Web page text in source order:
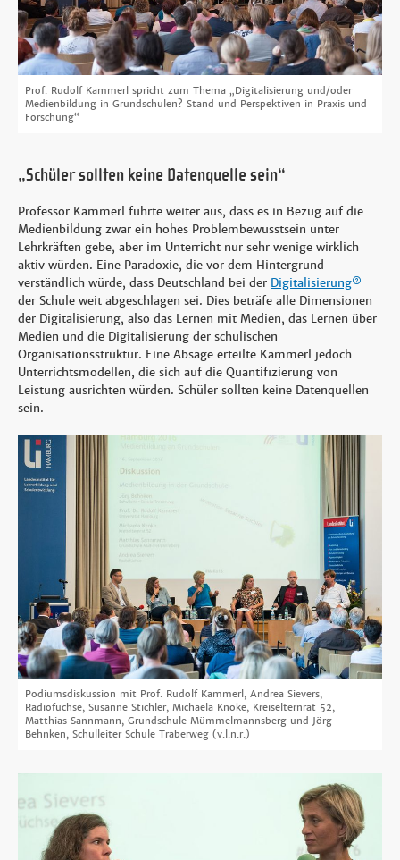
Prof. Rudolf Kammerl spricht zum Thema „Digitalisierung und/oder
Medienbildung in Grundschulen? Stand und Perspektiven in Praxis und
Forschung“
„Schüler sollten keine Datenquelle sein“
Professor Kammerl führte weiter aus, dass es in Bezug auf die
Medienbildung zwar ein hohes Problembewusstsein unter
Lehrkräften gebe, aber im Unterricht nur sehr wenige wirklich
aktiv würden. Eine Paradoxie, die vor dem Hintergrund
verständlich würde, dass Deutschland bei der Digitalisierung
der Schule weit abgeschlagen sei. Dies beträfe alle Dimensionen
der Digitalisierung, also das Lernen mit Medien, das Lernen über
Medien und die Digitalisierung der schulischen
Organisationsstruktur. Eine Absage erteilte Kammerl jedoch
Unterrichtsmodellen, die sich auf die Quantifizierung von
Leistung ausrichten würden. Schüler sollten keine Datenquellen
sein.
Podiumsdiskussion mit Prof. Rudolf Kammerl, Andrea Sievers,
Radiofüchse, Susanne Stichler, Michaela Knoke, Kreiselternrat 52,
Matthias Sannmann, Grundschule Mümmelmannsberg und Jörg
Behnken, Schulleiter Schule Traberweg (v.l.n.r.)